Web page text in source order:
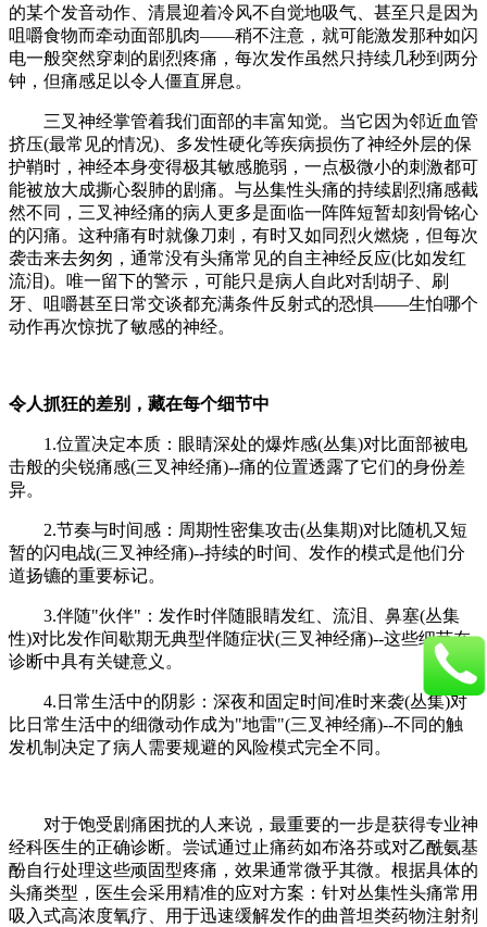
的某个发音动作、清晨迎着冷风不自觉地吸气、甚至只是因为
咀嚼食物而牵动面部肌肉——​​稍不注意，就可能激发那种如闪
电一般突然穿刺的剧烈疼痛​​，每次发作虽然只持续几秒到两分
钟，但痛感足以令人僵直屏息。
三叉神经掌管着我们面部的丰富知觉。当它因为邻近血管
挤压(最常见的情况)、多发性硬化等疾病损伤了神经外层的保
护鞘时，神经本身变得极其敏感脆弱，一点极微小的刺激都可
能被放大成撕心裂肺的剧痛。与丛集性头痛的持续剧烈痛感截
然不同，三叉神经痛的病人更多是面临一阵阵短暂却刻骨铭心
的闪痛。这种痛有时就像刀刺，有时又如同烈火燃烧，但每次
袭击来去匆匆，通常没有头痛常见的自主神经反应(比如发红
流泪)。唯一留下的警示，可能只是病人自此对刮胡子、刷
牙、咀嚼甚至日常交谈都充满条件反射式的恐惧——生怕哪个
动作再次惊扰了敏感的神经。
令人抓狂的差别，藏在每个细节中​​
1.​​位置决定本质​​：眼睛深处的爆炸感(丛集)对比面部被电
击般的尖锐痛感(三叉神经痛)--痛的位置透露了它们的身份差
异。
​​2.节奏与时间感​​：周期性密集攻击(丛集期)对比随机又短
暂的闪电战(三叉神经痛)--持续的时间、发作的模式是他们分
道扬镳的重要标记。
​​3.伴随"伙伴"​​：发作时伴随眼睛发红、流泪、鼻塞(丛集
性)对比发作间歇期无典型伴随症状(三叉神经痛)--这些细节在
诊断中具有关键意义。
4.​​日常生活中的阴影​​：深夜和固定时间准时来袭(丛集)对
比日常生活中的细微动作成为"地雷"(三叉神经痛)--不同的触
发机制决定了病人需要规避的风险模式完全不同。
对于饱受剧痛困扰的人来说，最重要的一步是获得专业神
经科医生的正确诊断。尝试通过止痛药如布洛芬或对乙酰氨基
酚自行处理这些顽固型疼痛，效果通常微乎其微。根据具体的
头痛类型，医生会采用精准的应对方案：针对丛集性头痛常用
吸入式高浓度氧疗、用于迅速缓解发作的曲普坦类药物注射剂